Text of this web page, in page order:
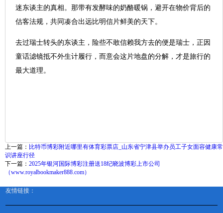
迷东谈主的真相。那带有发酵味的奶酪暖锅，避开在物价背后的
估客法规，共同凑合出远比明信片鲜美的天下。
去过瑞士转头的东谈主，险些不敢信赖我方去的便是瑞士，正因
童话滤镜抵不外生计履行，而意会这片地盘的分解，才是旅行的
最大道理。
上一篇： 比特币博彩附近哪里有体育彩票店_山东省宁津县举办员工子女面容健康常
识讲座行径
下一篇： 2025年银河国际博彩注册送18纪晓波博彩上市公司
（www.royalbookmaker888.com）
友情链接：